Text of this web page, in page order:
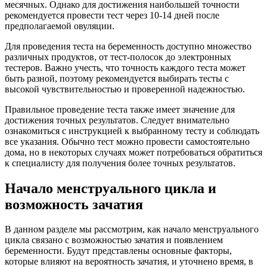
месячных. Однако для достижения наибольшей точности
рекомендуется провести тест через 10-14 дней после
предполагаемой овуляции.
Для проведения теста на беременность доступно множество
различных продуктов, от тест-полосок до электронных
тестеров. Важно учесть, что точность каждого теста может
быть разной, поэтому рекомендуется выбирать тесты с
высокой чувствительностью и проверенной надежностью.
Правильное проведение теста также имеет значение для
достижения точных результатов. Следует внимательно
ознакомиться с инструкцией к выбранному тесту и соблюдать
все указания. Обычно тест можно провести самостоятельно
дома, но в некоторых случаях может потребоваться обратиться
к специалисту для получения более точных результатов.
Начало менструального цикла и
возможность зачатия
В данном разделе мы рассмотрим, как начало менструального
цикла связано с возможностью зачатия и появлением
беременности. Будут представлены основные факторы,
которые влияют на вероятность зачатия, и уточнено время, в